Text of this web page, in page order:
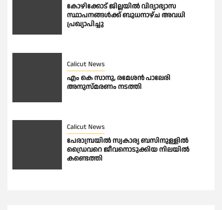
കോഴിക്കോട് ജില്ലയിൽ വിദ്യാഭ്യാസ
സ്ഥാപനങ്ങൾക്ക് ബുധനാഴ്ച അവധി
പ്രഖ്യാപിച്ചു
Calicut News
എം കെ സാനു, രമേശൻ പാലേരി
അനുസ്മരണം നടത്തി
Calicut News
പേരാമ്പ്രയിൽ സ്വകാര്യ ബസിനുള്ളിൽ
ഡ്രൈവറെ ജീവനൊടുക്കിയ നിലയിൽ
കണ്ടെത്തി